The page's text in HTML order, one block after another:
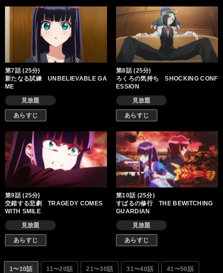
第7話 (25分)
新たなる試練 UNBELIEVABLE GA
ME
見放題
あらすじ
第8話 (25分)
ろくろの気持ち SHOCKING CONF
ESSION
見放題
あらすじ
第9話 (25分)
交錯する悲劇 TRAGEDY COMES
WITH SMILE
見放題
あらすじ
第10話 (25分)
すばるの修行 THE BEWITCHING
GUARDIAN
見放題
あらすじ
1〜10話 11〜20話 21〜30話 31〜40話 41〜50話